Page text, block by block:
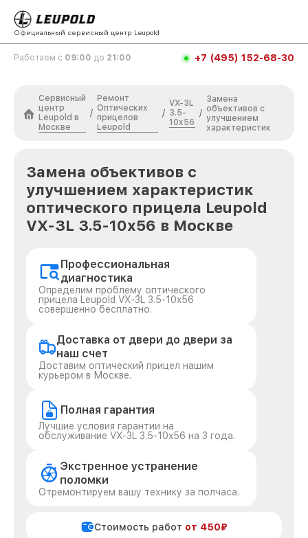
Официальный сервисный центр Leupold
Работаем с 09:00 до 21:00 +7 (495) 152-68-30
Сервисный
центр
Leupold в
Москве
/
Ремонт
Оптических
прицелов
Leupold
/
VX-3L
3.5-
10x56
/
Замена
объективов с
улучшением
характеристик
Замена объективов с
улучшением характеристик
оптического прицела Leupold
VX-3L 3.5-10x56 в Москве
Профессиональная
диагностика
Определим проблему оптического
прицела Leupold VX-3L 3.5-10x56
совершенно бесплатно.
Доставка от двери до двери за
наш счет
Доставим оптический прицел нашим
курьером в Москве.
Полная гарантия
Лучшие условия гарантии на
обслуживание VX-3L 3.5-10x56 на 3 года.
Экстренное устранение
поломки
Отремонтируем вашу технику за полчаса.
Стоимость работ от 450₽